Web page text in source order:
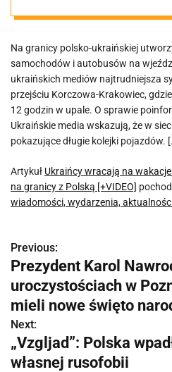
kolejki
granicy z
Polską
Na granicy polsko-ukraińskiej
samochodów i autobusów na
ukraińskich mediów najtrudniejsza
przejściu Korczowa-Krakowiec,
12 godzin w upale. O sprawie
Ukraińskie media wskazują, że w
pokazujące długie kolejki pojazdów.
Artykuł Ukraińcy wracają na
na granicy z Polską [+VIDEO]
wiadomości, wydarzenia,
N
a
w
i
g
Previous:
Prezydent Karol
uroczystościach w
mieli nowe święto
Next:
„Vzgljad”: Polska
własnej rusofobii